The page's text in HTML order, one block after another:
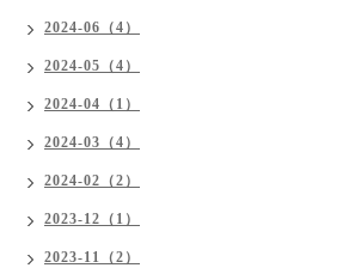
2024-06（4）
2024-05（4）
2024-04（1）
2024-03（4）
2024-02（2）
2023-12（1）
2023-11（2）